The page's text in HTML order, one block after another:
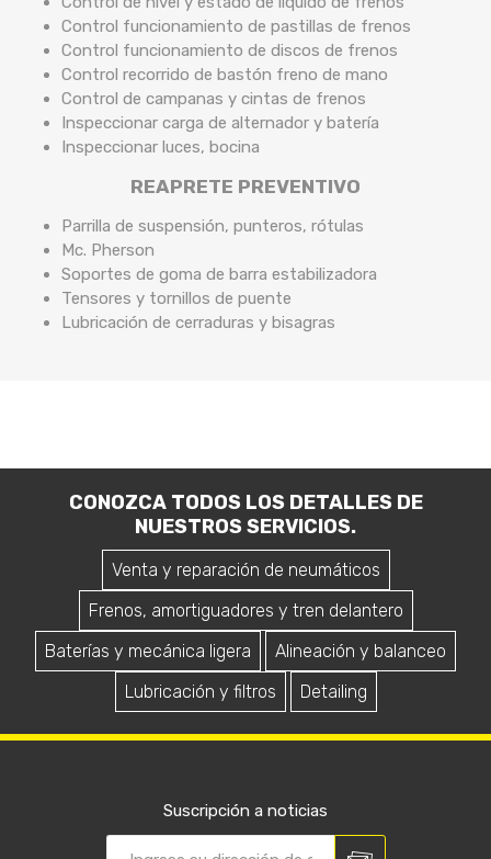
Control funcionamiento de pastillas de frenos
Control funcionamiento de discos de frenos
Control recorrido de bastón freno de mano
Control de campanas y cintas de frenos
Inspeccionar carga de alternador y batería
Inspeccionar luces, bocina
REAPRETE PREVENTIVO
Parrilla de suspensión, punteros, rótulas
Mc. Pherson
Soportes de goma de barra estabilizadora
Tensores y tornillos de puente
Lubricación de cerraduras y bisagras
CONOZCA TODOS LOS DETALLES DE
NUESTROS SERVICIOS.
Venta y reparación de neumáticos
Frenos, amortiguadores y tren delantero
Baterías y mecánica ligera
Alineación y balanceo
Lubricación y filtros
Detailing
Suscripción a noticias